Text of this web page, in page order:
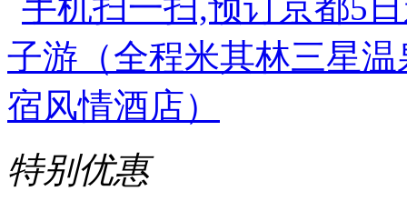
特别优惠